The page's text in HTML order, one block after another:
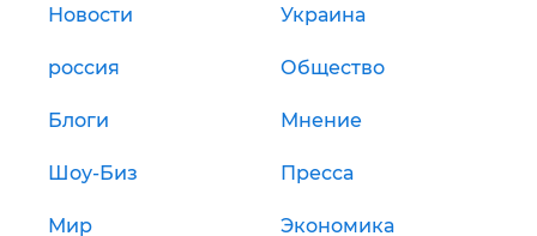
Новости Украина
россия Общество
Блоги Мнение
Шоу-Биз Пресса
Мир Экономика